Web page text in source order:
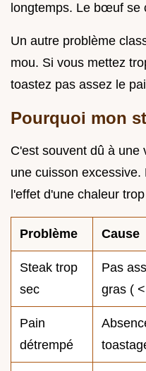
longtemps. Le bœuf se
Un autre problème
mou. Si vous mettez
toastez pas assez le
Pourquoi mon
C'est souvent dû à une
une cuisson
l'effet d'une chaleur
Problème Cause
Steak trop
sec
Pas
gras (
Pain
détrempé